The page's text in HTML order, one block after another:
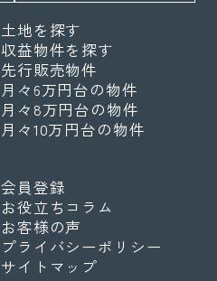
土地を探す
収益物件を探す
先行販売物件
月々6万円台の物件
月々8万円台の物件
月々10万円台の物件
会員登録
お役立ちコラム
お客様の声
プライバシーポリシー
サイトマップ